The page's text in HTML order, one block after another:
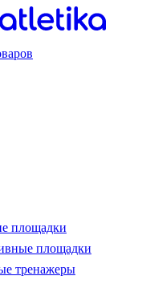
площадки
площадки
тренажеры